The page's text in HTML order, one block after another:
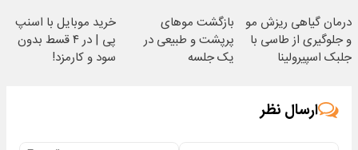
درمان گیاهی ریزش مو
و جلوگیری از طاسی با
جلبک اسپیرولینا
بازگشت موهای
پرپشت و طبیعی در
یک جلسه
خرید موبایل با اسنپ
پی | در ۴ قسط بدون
سود و کارمزد!
ارسال نظر